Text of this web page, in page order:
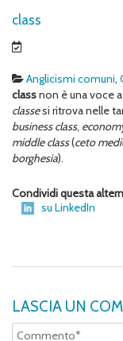
class
Anglicismi comuni,
classnon è una voce
classesi ritrova nelle
business class,
middle class(ceto
borghesia).
Condividi questa
su LinkedIn
LASCIA UN